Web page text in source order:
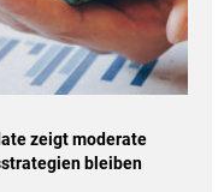
zeigt moderate
bleiben